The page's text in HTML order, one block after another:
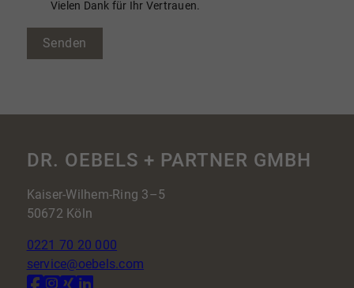
Vielen Dank für Ihr Vertrauen.
Senden
DR. OEBELS + PARTNER GMBH
Kaiser-Wilhem-Ring 3–5
50672 Köln
0221 70 20 000
service@oebels.com